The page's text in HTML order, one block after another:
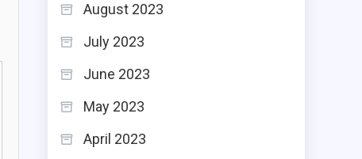
August 2023
July 2023
June 2023
May 2023
April 2023